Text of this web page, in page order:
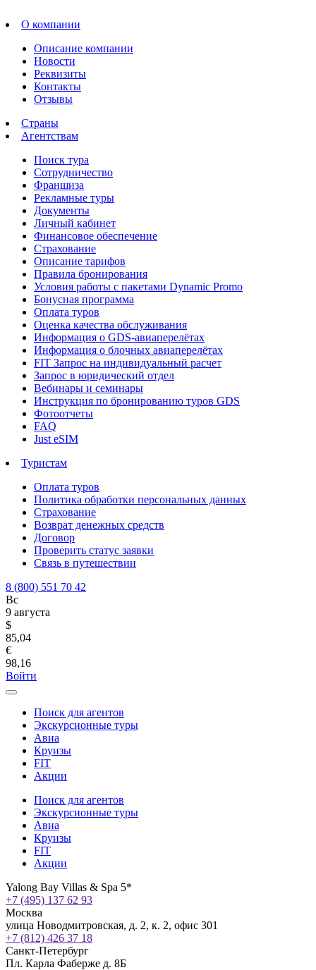
О компании
Описание компании
Новости
Реквизиты
Контакты
Отзывы
Страны
Агентствам
Поиск тура
Сотрудничество
Франшиза
Рекламные туры
Документы
Личный кабинет
Финансовое обеспечение
Страхование
Описание тарифов
Правила бронирования
Условия работы с пакетами Dynamic Promo
Бонусная программа
Оплата туров
Оценка качества обслуживания
Информация о GDS-авиаперелётах
Информация о блочных авиаперелётах
FIT Запрос на индивидуальный расчет
Запрос в юридический отдел
Вебинары и семинары
Инструкция по бронированию туров GDS
Фотоотчеты
FAQ
Just eSIM
Туристам
Оплата туров
Политика обработки персональных данных
Страхование
Возврат денежных средств
Договор
Проверить статус заявки
Связь в путешествии
8 (800) 551 70 42
Вс
9 августа
$
85,04
€
98,16
Войти
Поиск для агентов
Экскурсионные туры
Авиа
Круизы
FIT
Акции
Поиск для агентов
Экскурсионные туры
Авиа
Круизы
FIT
Акции
Yalong Bay Villas & Spa 5*
+7 (495) 137 62 93
Москва
улица Новодмитровская, д. 2, к. 2, офис 301
+7 (812) 426 37 18
Санкт-Петербург
Пл. Карла Фаберже д. 8Б